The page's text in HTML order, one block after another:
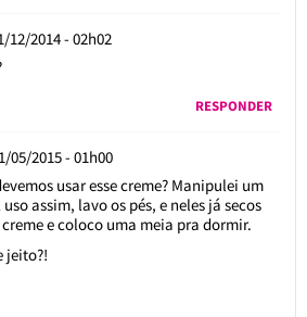
12/2014 - 02h02
RESPONDER
05/2015 - 01h00
usar esse creme? Manipulei um
assim, lavo os pés, e neles já secos
creme e coloco uma meia pra dormir.
jeito?!